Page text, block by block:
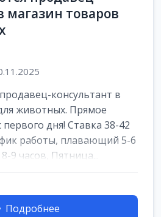
магазин товаров
консультант в
животных. Прямое
первого дня! Ставка 38-42
работы, плавающий 5-6
9 часов, Пятница...
Подробнее